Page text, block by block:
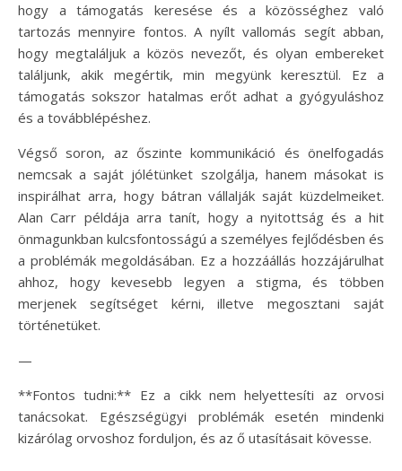
hogy a támogatás keresése és a közösséghez való
tartozás mennyire fontos. A nyílt vallomás segít abban,
hogy megtaláljuk a közös nevezőt, és olyan embereket
találjunk, akik megértik, min megyünk keresztül. Ez a
támogatás sokszor hatalmas erőt adhat a gyógyuláshoz
és a továbblépéshez.
Végső soron, az őszinte kommunikáció és önelfogadás
nemcsak a saját jólétünket szolgálja, hanem másokat is
inspirálhat arra, hogy bátran vállalják saját küzdelmeiket.
Alan Carr példája arra tanít, hogy a nyitottság és a hit
önmagunkban kulcsfontosságú a személyes fejlődésben és
a problémák megoldásában. Ez a hozzáállás hozzájárulhat
ahhoz, hogy kevesebb legyen a stigma, és többen
merjenek segítséget kérni, illetve megosztani saját
történetüket.
—
**Fontos tudni:** Ez a cikk nem helyettesíti az orvosi
tanácsokat. Egészségügyi problémák esetén mindenki
kizárólag orvoshoz forduljon, és az ő utasításait kövesse.